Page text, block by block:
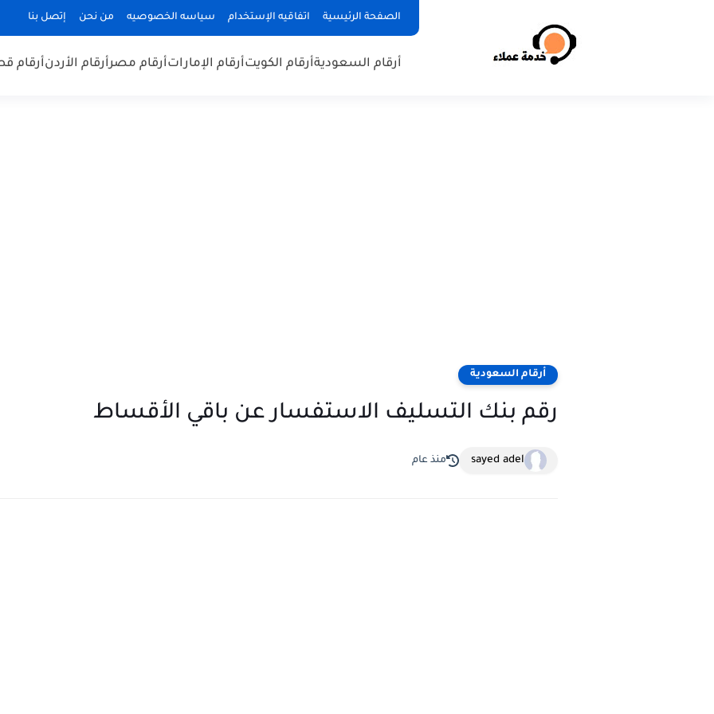
الصفحة الرئيسية اتفاقيه الإستخدام سياسه الخصوصيه من نحن إتصل بنا
أرقام السعوديةأرقام الكويتأرقام الإماراتأرقام مصرأرقام الأردنأرقام
أرقام السعودية
رقم بنك التسليف الاستفسار عن باقي الأقساط
sayed adel منذ عام